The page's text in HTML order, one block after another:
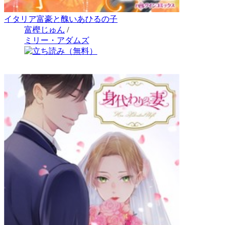
イタリア富豪と醜いあひるの子
富樫じゅん /
ミリー・アダムズ